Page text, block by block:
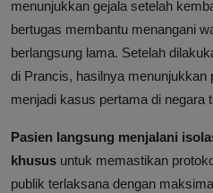
menunjukkan gejala setelah
bertugas membantu menangani
berlangsung lama. Setelah
di Prancis, hasilnya menunjukkan
menjadi kasus pertama di negara
Pasien langsung menjalani
khusus untuk memastikan
publik terlaksana dengan